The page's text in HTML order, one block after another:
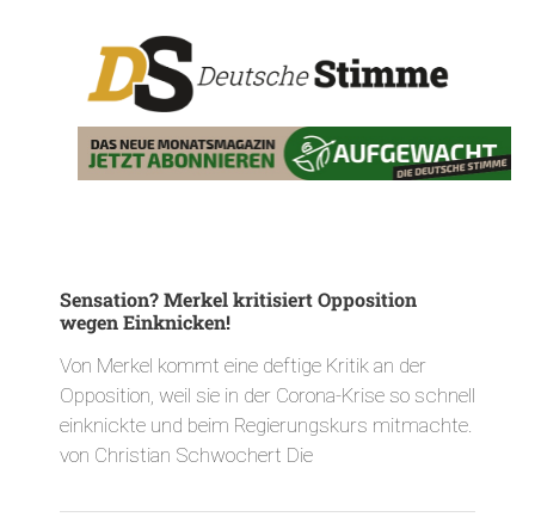
Sensation? Merkel kritisiert Opposition
wegen Einknicken!
Von Merkel kommt eine deftige Kritik an der
Opposition, weil sie in der Corona-Krise so schnell
einknickte und beim Regierungskurs mitmachte.
von Christian Schwochert Die